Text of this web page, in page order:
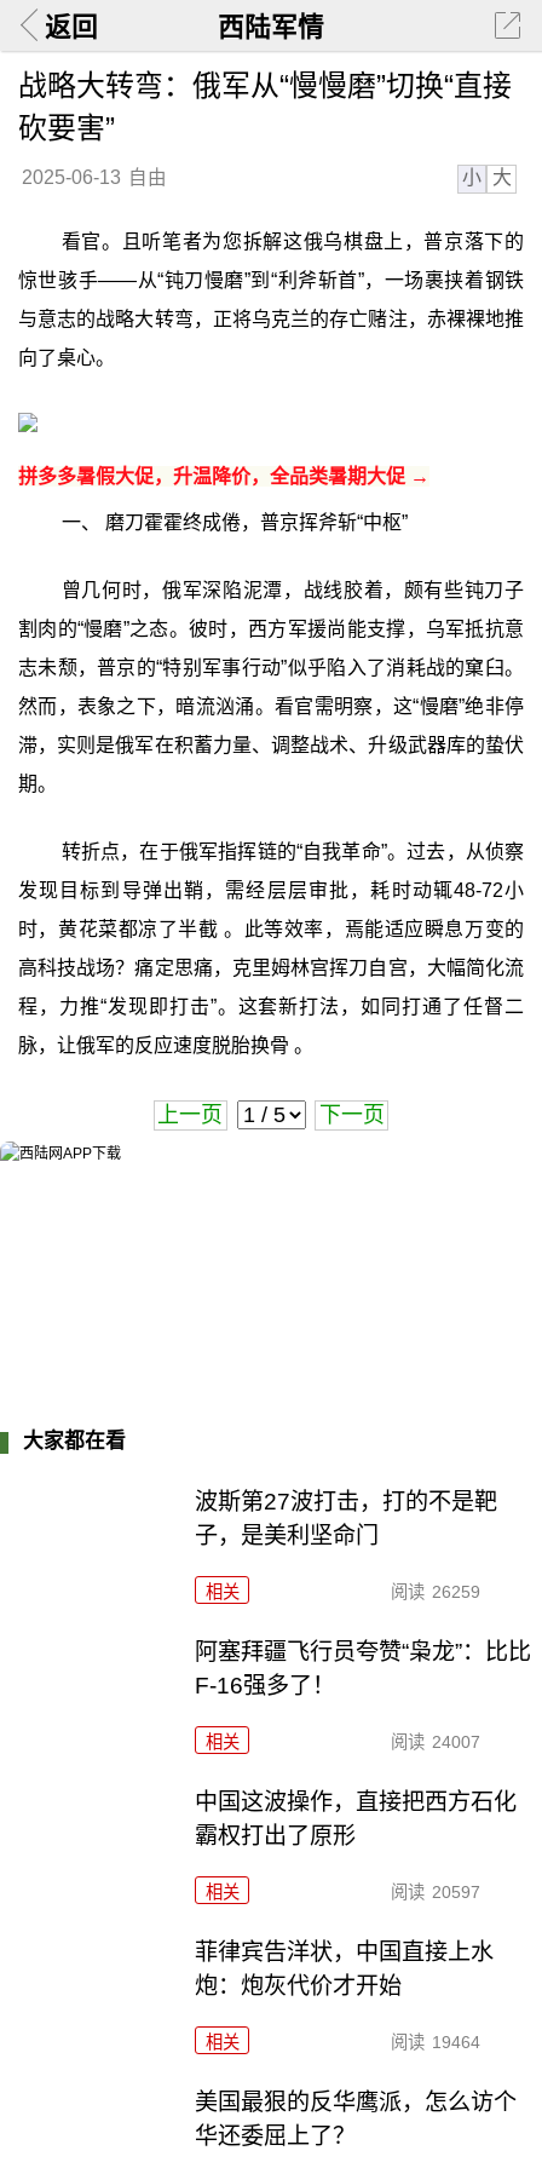
返回 西陆军情
战略大转弯：俄军从“慢慢磨”切换“直接
砍要害”
2025-06-13 自由 小 大
看官。且听笔者为您拆解这俄乌棋盘上，普京落下的
惊世骇手——从“钝刀慢磨”到“利斧斩首”，一场裹挟着钢铁
与意志的战略大转弯，正将乌克兰的存亡赌注，赤裸裸地推
向了桌心。
拼多多暑假大促，升温降价，全品类暑期大促 →
一、 磨刀霍霍终成倦，普京挥斧斩“中枢”
曾几何时，俄军深陷泥潭，战线胶着，颇有些钝刀子
割肉的“慢磨”之态。彼时，西方军援尚能支撑，乌军抵抗意
志未颓，普京的“特别军事行动”似乎陷入了消耗战的窠臼。
然而，表象之下，暗流汹涌。看官需明察，这“慢磨”绝非停
滞，实则是俄军在积蓄力量、调整战术、升级武器库的蛰伏
期。
转折点，在于俄军指挥链的“自我革命”。过去，从侦察
发现目标到导弹出鞘，需经层层审批，耗时动辄48-72小
时，黄花菜都凉了半截 。此等效率，焉能适应瞬息万变的
高科技战场？痛定思痛，克里姆林宫挥刀自宫，大幅简化流
程，力推“发现即打击”。这套新打法，如同打通了任督二
脉，让俄军的反应速度脱胎换骨 。
上一页 下一页
大家都在看
波斯第27波打击，打的不是靶
子，是美利坚命门
相关 阅读 26259
阿塞拜疆飞行员夸赞“枭龙”：比比
F-16强多了！
相关 阅读 24007
中国这波操作，直接把西方石化
霸权打出了原形
相关 阅读 20597
菲律宾告洋状，中国直接上水
炮：炮灰代价才开始
相关 阅读 19464
美国最狠的反华鹰派，怎么访个
华还委屈上了？